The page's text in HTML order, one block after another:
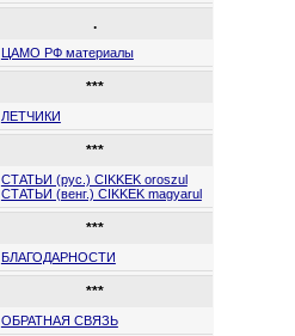
.
ЦАМО РФ материалы
***
ЛЕТЧИКИ
***
СТАТЬИ (рус.) CIKKEK oroszul
СТАТЬИ (венг.) CIKKEK magyarul
***
БЛАГОДАРНОСТИ
***
ОБРАТНАЯ СВЯЗЬ